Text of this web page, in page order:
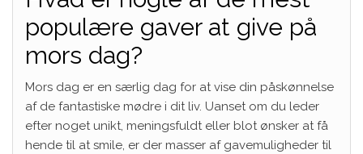
populære gaver at give på
mors dag?
Mors dag er en særlig dag for at vise din påskønnelse
af de fantastiske mødre i dit liv. Uanset om du leder
efter noget unikt, meningsfuldt eller blot ønsker at få
hende til at smile, er der masser af gavemuligheder til